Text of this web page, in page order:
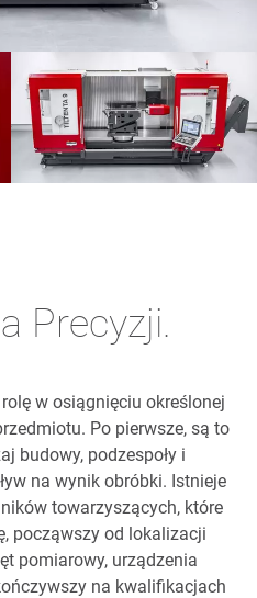
Precyzji.
w osiągnięciu określonej
Po pierwsze, są to
budowy, podzespoły i
na wynik obróbki. Istnieje
towarzyszących, które
począwszy od lokalizacji
pomiarowy, urządzenia
na kwalifikacjach